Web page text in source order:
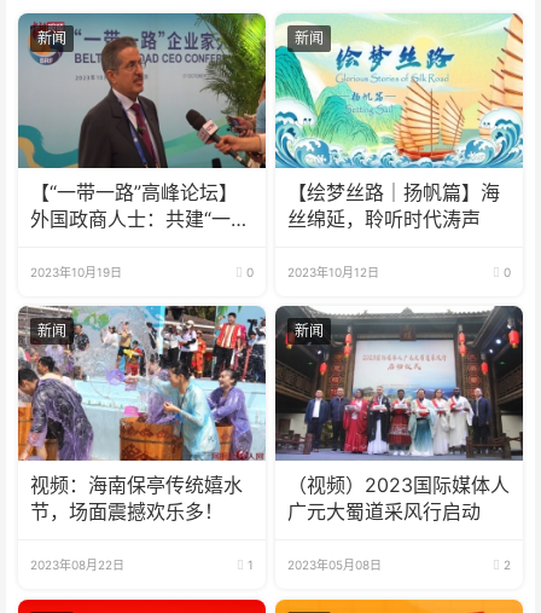
新闻
【“一带一路”高峰论坛】
外国政商人士：共建“一带
2023年10月19日 0
新闻
【绘梦丝路｜扬帆篇】海
丝绵延，聆听时代涛声
2023年10月12日 0
新闻
视频：海南保亭传统嬉水
节，场面震撼欢乐多！
2023年08月22日 1
新闻
（视频）2023国际媒体人
广元大蜀道采风行启动
2023年05月08日 2